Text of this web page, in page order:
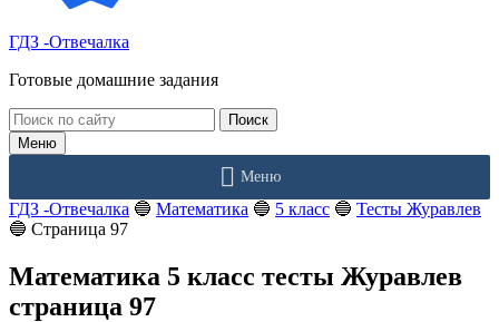
ГДЗ -Отвечалка
Готовые домашние задания
Поиск:
Меню
Меню
ГДЗ -Отвечалка 🔵 Математика 🔵 5 класс 🔵 Тесты Журавлев
🔵 Страница 97
Математика 5 класс тесты Журавлев
страница 97